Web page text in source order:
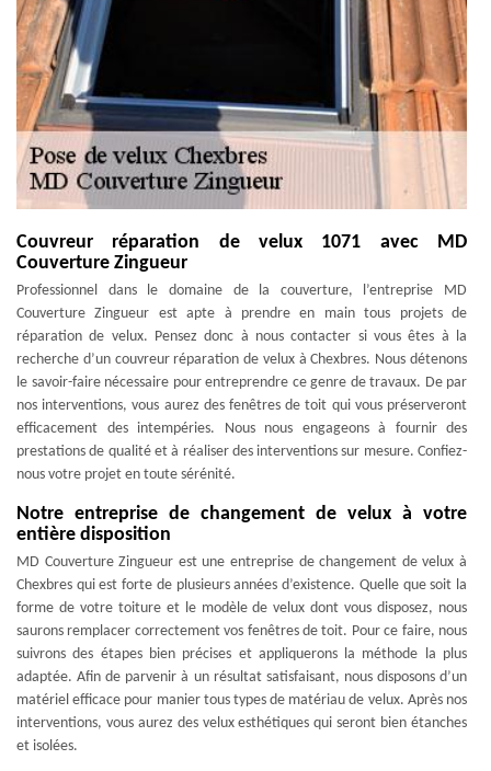
Couvreur réparation de velux 1071 avec MD
Couverture Zingueur
Professionnel dans le domaine de la couverture, l’entreprise MD
Couverture Zingueur est apte à prendre en main tous projets de
réparation de velux. Pensez donc à nous contacter si vous êtes à la
recherche d’un couvreur réparation de velux à Chexbres. Nous détenons
le savoir-faire nécessaire pour entreprendre ce genre de travaux. De par
nos interventions, vous aurez des fenêtres de toit qui vous préserveront
efficacement des intempéries. Nous nous engageons à fournir des
prestations de qualité et à réaliser des interventions sur mesure. Confiez-
nous votre projet en toute sérénité.
Notre entreprise de changement de velux à votre
entière disposition
MD Couverture Zingueur est une entreprise de changement de velux à
Chexbres qui est forte de plusieurs années d’existence. Quelle que soit la
forme de votre toiture et le modèle de velux dont vous disposez, nous
saurons remplacer correctement vos fenêtres de toit. Pour ce faire, nous
suivrons des étapes bien précises et appliquerons la méthode la plus
adaptée. Afin de parvenir à un résultat satisfaisant, nous disposons d’un
matériel efficace pour manier tous types de matériau de velux. Après nos
interventions, vous aurez des velux esthétiques qui seront bien étanches
et isolées.